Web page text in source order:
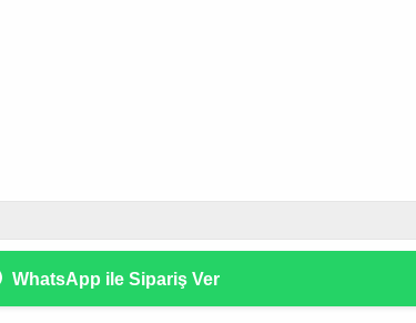
WhatsApp ile Sipariş Ver